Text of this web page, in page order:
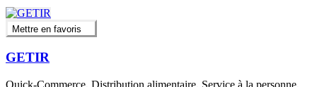
Mettre en favoris
GETIR
Quick-Commerce, Distribution alimentaire, Service à la personne,